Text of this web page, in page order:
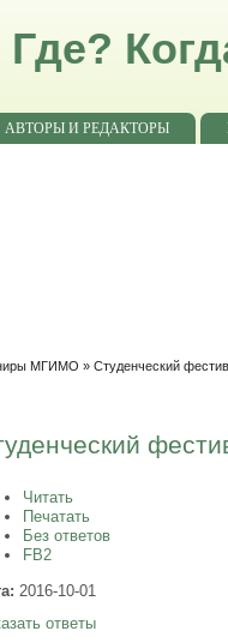
АВТОРЫ И РЕДАКТОРЫ
МГИМО » Студенческий
Читать
Печатать
Без ответов
FB2
2016-10-01
ответы